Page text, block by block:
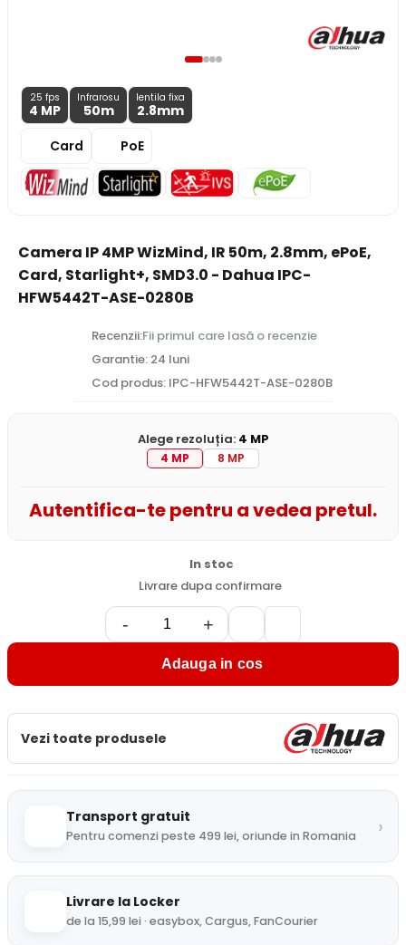
25 fps
4 MP
Infrarosu
50m
lentila fixa
2.8mm
Card
PoE
Camera IP 4MP WizMind, IR 50m, 2.8mm, ePoE,
Card, Starlight+, SMD3.0 - Dahua IPC-
HFW5442T-ASE-0280B
Recenzii:Fii primul care lasă o recenzie
Garantie: 24 luni
Cod produs: IPC-HFW5442T-ASE-0280B
Alege rezoluția: 4 MP
4 MP 8 MP
Autentifica-te pentru a vedea pretul.
In stoc
Livrare dupa confirmare
- +
Adauga in cos
Vezi toate produsele
Transport gratuit
Pentru comenzi peste 499 lei, oriunde in Romania ›
Livrare la Locker
de la 15,99 lei · easybox, Cargus, FanCourier